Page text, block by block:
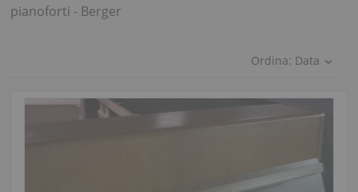
pianoforti - Berger
Ordina: Data